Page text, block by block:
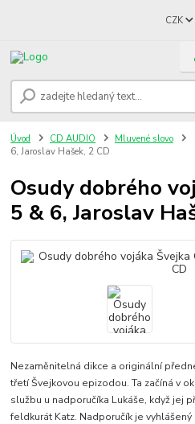
CZK
Úvod CD AUDIO Mluvené slovo
6, Jaroslav Hašek, 2 CD
Osudy dobrého
5 & 6, Jaroslav
Nezaměnitelná dikce a originální
třetí Švejkovou epizodou. Ta začíná v
službu u nadporučíka Lukáše, když jej
feldkurát Katz. Nadporučík je vyhlášený